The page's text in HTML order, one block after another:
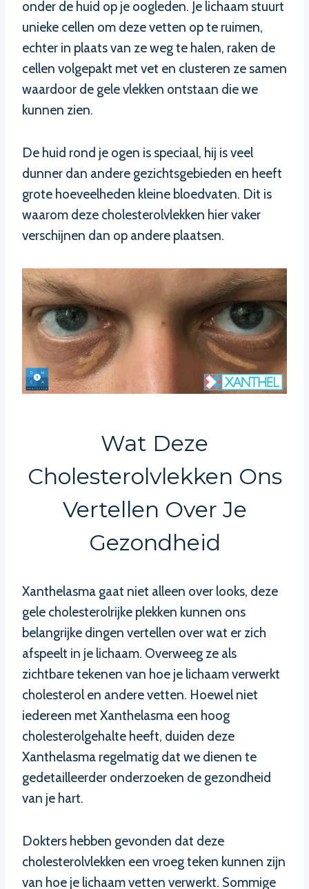
onder de huid op je oogleden. Je lichaam stuurt
unieke cellen om deze vetten op te ruimen,
echter in plaats van ze weg te halen, raken de
cellen volgepakt met vet en clusteren ze samen
waardoor de gele vlekken ontstaan die we
kunnen zien.
De huid rond je ogen is speciaal, hij is veel
dunner dan andere gezichtsgebieden en heeft
grote hoeveelheden kleine bloedvaten. Dit is
waarom deze cholesterolvlekken hier vaker
verschijnen dan op andere plaatsen.
Wat Deze
Cholesterolvlekken Ons
Vertellen Over Je
Gezondheid
Xanthelasma gaat niet alleen over looks, deze
gele cholesterolrijke plekken kunnen ons
belangrijke dingen vertellen over wat er zich
afspeelt in je lichaam. Overweeg ze als
zichtbare tekenen van hoe je lichaam verwerkt
cholesterol en andere vetten. Hoewel niet
iedereen met Xanthelasma een hoog
cholesterolgehalte heeft, duiden deze
Xanthelasma regelmatig dat we dienen te
gedetailleerder onderzoeken de gezondheid
van je hart.
Dokters hebben gevonden dat deze
cholesterolvlekken een vroeg teken kunnen zijn
van hoe je lichaam vetten verwerkt. Sommige